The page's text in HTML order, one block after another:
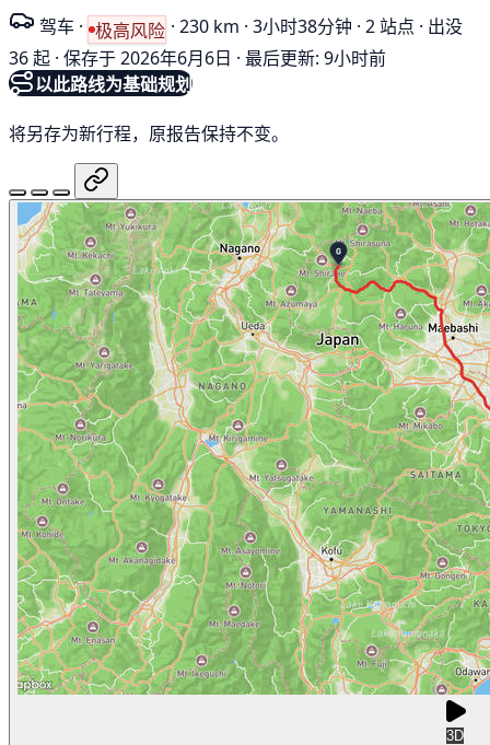
驾车 · 极高风险 · 230 km · 3小时38分钟 · 2 站点 · 出没
36 起 · 保存于 2026年6月6日 · 最后更新: 9小时前
以此路线为基础规划
将另存为新行程，原报告保持不变。
3D